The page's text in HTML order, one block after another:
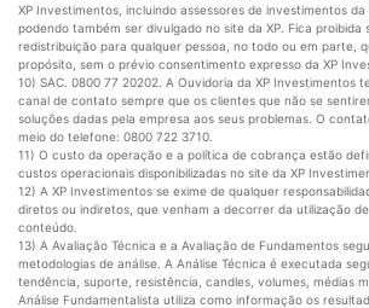
XP Investimentos, incluindo assessores de investimentos da
podendo também ser divulgado no site da XP. Fica proibida
redistribuição para qualquer pessoa, no todo ou em parte,
propósito, sem o prévio consentimento expresso da XP
10) SAC. 0800 77 20202. A Ouvidoria da XP Investimentos
canal de contato sempre que os clientes que não se
soluções dadas pela empresa aos seus problemas. O
meio do telefone: 0800 722 3710.
11) O custo da operação e a política de cobrança estão
custos operacionais disponibilizadas no site da XP
12) A XP Investimentos se exime de qualquer
diretos ou indiretos, que venham a decorrer da utilização
conteúdo.
13) A Avaliação Técnica e a Avaliação de Fundamentos
metodologias de análise. A Análise Técnica é executada
tendência, suporte, resistência, candles, volumes, médias
Análise Fundamentalista utiliza como informação os